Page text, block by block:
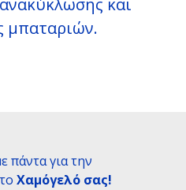
και
μπαταριών.
πάντα για την
Χαμόγελό σας!